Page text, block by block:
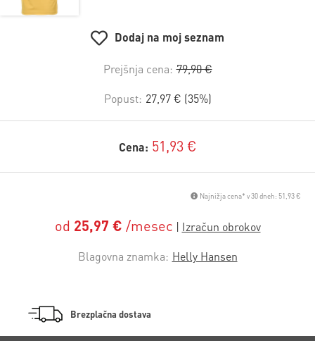
Dodaj na moj seznam
Prejšnja cena: 79,90 €
Popust: 27,97 € (35%)
Cena: 51,93 €
Najnižja cena* v 30 dneh: 51,93 €
od 25,97 € /mesec
Blagovna znamka: Helly Hansen
Brezplačna dostava